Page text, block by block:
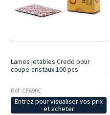
Lames jetables Credo pour
coupe-cristaux 100 pcs
Réf: CF690C
Entrez pour visualiser vos prix
et acheter